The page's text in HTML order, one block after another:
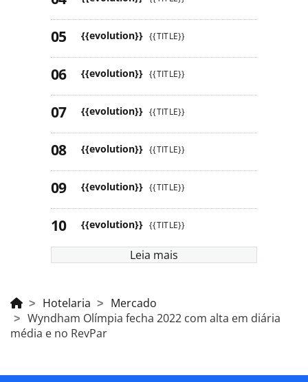
{{evolution}} {{TITLE}}
{{evolution}} {{TITLE}}
{{evolution}} {{TITLE}}
{{evolution}} {{TITLE}}
{{evolution}} {{TITLE}}
{{evolution}} {{TITLE}}
{{evolution}} {{TITLE}}
Leia mais
Hotelaria
Mercado